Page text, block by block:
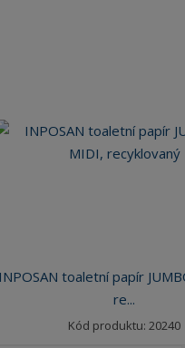
INPOSAN toaletní papír
re...
Kód produktu: 20240